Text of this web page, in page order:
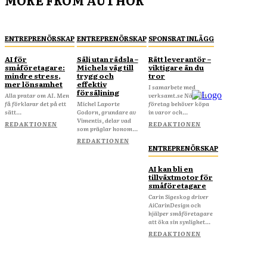
ENTREPRENÖRSKAP
AI för
småföretagare:
mindre stress,
mer lönsamhet
Alla pratar om AI. Men
få förklarar det på ett
sätt...
REDAKTIONEN
ENTREPRENÖRSKAP
Sälj utan rädsla –
Michels väg till
trygg och
effektiv
försäljning
Michel Laporte
Godorn, grundare av
Vimentis, delar vad
som präglar honom...
REDAKTIONEN
SPONSRAT INLÄGG
Rätt leverantör –
viktigare än du
tror
I samarbete med
verksamt.se När ditt
företag behöver köpa
in varor och...
REDAKTIONEN
ENTREPRENÖRSKAP
AI kan bli en
tillväxtmotor för
småföretagare
Carin Sigeskog driver
AiCarinDesign och
hjälper småföretagare
att öka sin synlighet...
REDAKTIONEN